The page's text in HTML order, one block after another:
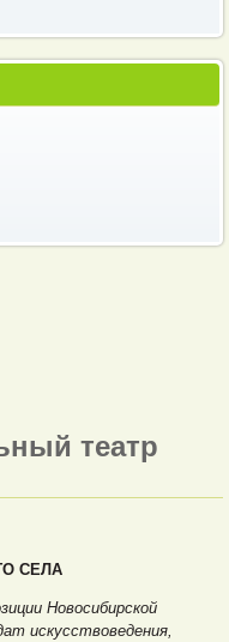
театр
СЕЛА
Новосибирской
искусствоведения,